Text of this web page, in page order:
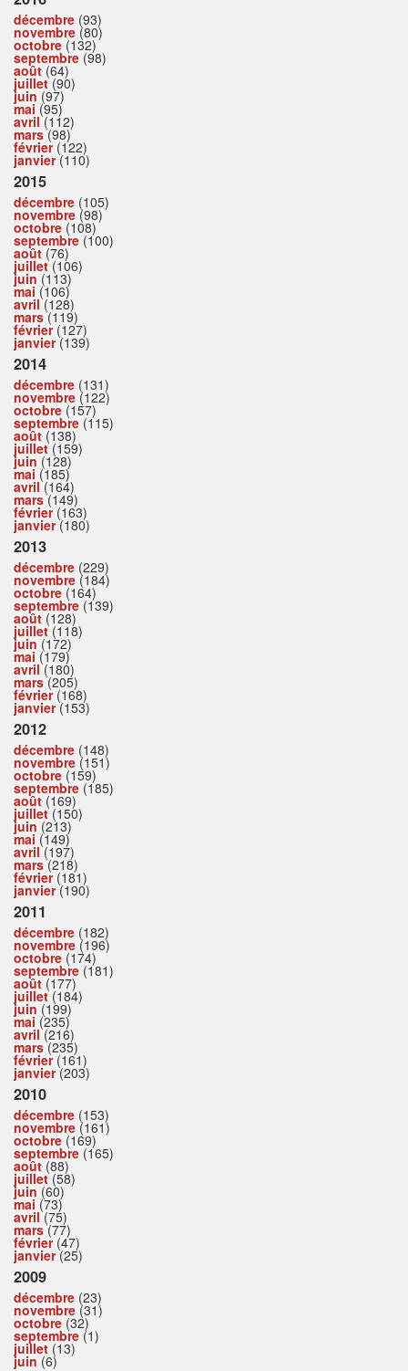
décembre (93)
novembre (80)
octobre (132)
septembre (98)
août (64)
juillet(90)
juin (97)
mai (95)
avril(112)
mars(98)
février(122)
janvier(110)
2015
décembre (105)
novembre (98)
octobre (108)
septembre (100)
août (76)
juillet(106)
juin (113)
mai (106)
avril(128)
mars(119)
février(127)
janvier(139)
2014
décembre (131)
novembre (122)
octobre (157)
septembre (115)
août (138)
juillet(159)
juin (128)
mai (185)
avril(164)
mars(149)
février(163)
janvier(180)
2013
décembre (229)
novembre (184)
octobre (164)
septembre (139)
août (128)
juillet(118)
juin (172)
mai (179)
avril(180)
mars(205)
février(168)
janvier(153)
2012
décembre (148)
novembre (151)
octobre (159)
septembre (185)
août (169)
juillet(150)
juin (213)
mai (149)
avril(197)
mars(218)
février(181)
janvier(190)
2011
décembre (182)
novembre (196)
octobre (174)
septembre (181)
août (177)
juillet(184)
juin (199)
mai (235)
avril(216)
mars(235)
février(161)
janvier(203)
2010
décembre (153)
novembre (161)
octobre (169)
septembre (165)
août (88)
juillet(58)
juin (60)
mai (73)
avril(75)
mars(77)
février(47)
janvier(25)
2009
décembre (23)
novembre (31)
octobre (32)
septembre (1)
juillet (13)
juin (6)